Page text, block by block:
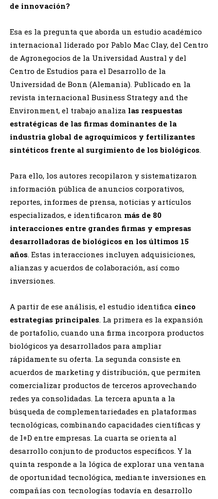
de innovación?
Esa es la pregunta que aborda un estudio académico
internacional liderado por Pablo Mac Clay, del Centro
de Agronegocios de la Universidad Austral y del
Centro de Estudios para el Desarrollo de la
Universidad de Bonn (Alemania). Publicado en la
revista internacional Business Strategy and the
Environment, el trabajo analiza las respuestas
estratégicas de las firmas dominantes de la
industria global de agroquímicos y fertilizantes
sintéticos frente al surgimiento de los biológicos.
Para ello, los autores recopilaron y sistematizaron
información pública de anuncios corporativos,
reportes, informes de prensa, noticias y artículos
especializados, e identificaron más de 80
interacciones entre grandes firmas y empresas
desarrolladoras de biológicos en los últimos 15
años. Estas interacciones incluyen adquisiciones,
alianzas y acuerdos de colaboración, así como
inversiones.
A partir de ese análisis, el estudio identifica cinco
estrategias principales. La primera es la expansión
de portafolio, cuando una firma incorpora productos
biológicos ya desarrollados para ampliar
rápidamente su oferta. La segunda consiste en
acuerdos de marketing y distribución, que permiten
comercializar productos de terceros aprovechando
redes ya consolidadas. La tercera apunta a la
búsqueda de complementariedades en plataformas
tecnológicas, combinando capacidades científicas y
de I+D entre empresas. La cuarta se orienta al
desarrollo conjunto de productos específicos. Y la
quinta responde a la lógica de explorar una ventana
de oportunidad tecnológica, mediante inversiones en
compañías con tecnologías todavía en desarrollo